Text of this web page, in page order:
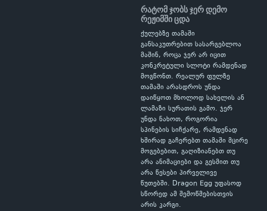
რატომ ჯობს ჯერ დემო
რეჟიმში ცდა
ქულებზე თამაში
განსაკუთრებით სასარგებლოა
მაშინ, როცა ჯერ არ იცით
კონკრეტული სლოტი რამდენად
მოგწონთ. რეალურ ფულზე
თამაში არასდროს უნდა
დაიწყოთ მხოლოდ სახელის ან
ლამაზი სურათის გამო. ჯერ
უნდა ნახოთ, როგორია
სპინების სიჩქარე, რამდენად
ხშირად გაჩერებთ თამაში მცირე
მოგებებით, გაღიზიანებთ თუ
არა ანიმაციები და გესმით თუ
არა წესები პირველივე
წუთებში. Dragon Egg უფასოდ
სწორედ ამ შემოწმებისთვის
არის კარგი.